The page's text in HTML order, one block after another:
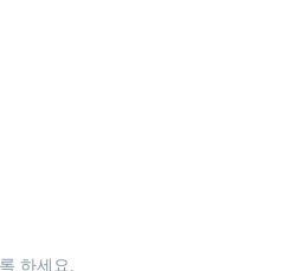
하세요.